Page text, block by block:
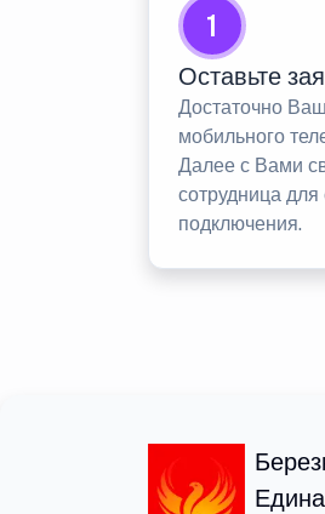
1
Оставьте
Достаточно
мобильного
Далее с Вами
сотрудница для
подключения.